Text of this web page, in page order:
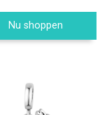
Nu shoppen